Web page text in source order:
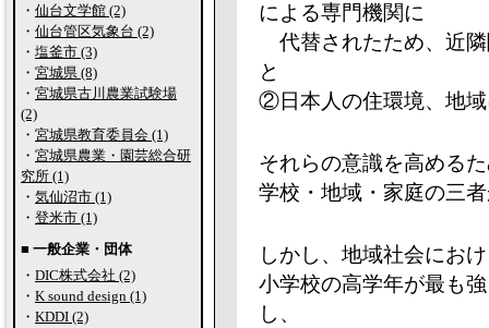
による専門機関に
代替されたため、近
と
②日本人の住環境、地
それらの意識を高める
学校・地域・家庭の三
しかし、地域社会にお
小学校の高学年が最も
し、
・ 仙台文学館 (2)
・ 仙台管区気象台 (2)
・ 塩釜市 (3)
・ 宮城県 (8)
・ 宮城県古川農業試験場
(2)
・ 宮城県教育委員会 (1)
・ 宮城県農業・園芸総合研
究所 (1)
・ 気仙沼市 (1)
・ 登米市 (1)
■ 一般企業・団体
・ DIC株式会社 (2)
・ K sound design (1)
・ KDDI (2)